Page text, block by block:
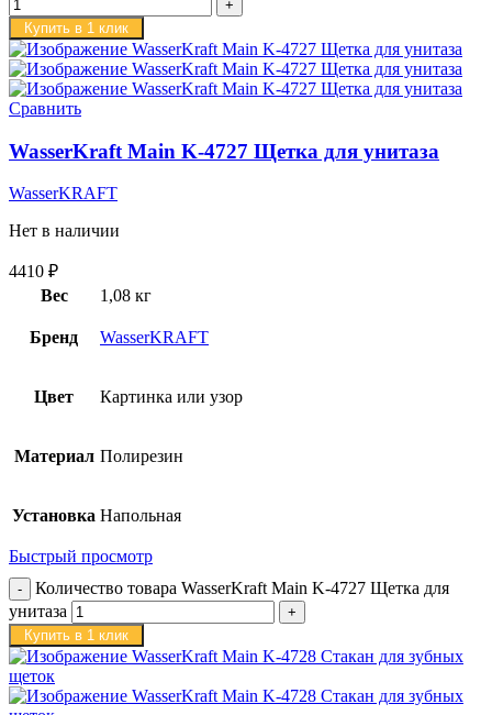
Купить в 1 клик
Сравнить
WasserKraft Main K-4727 Щетка для унитаза
WasserKRAFT
Нет в наличии
4410 ₽
Вес
1,08 кг
Бренд WasserKRAFT
Цвет Картинка или узор
Материал Полирезин
Установка Напольная
Быстрый просмотр
Количество товара WasserKraft Main K-4727 Щетка для
унитаза
Купить в 1 клик